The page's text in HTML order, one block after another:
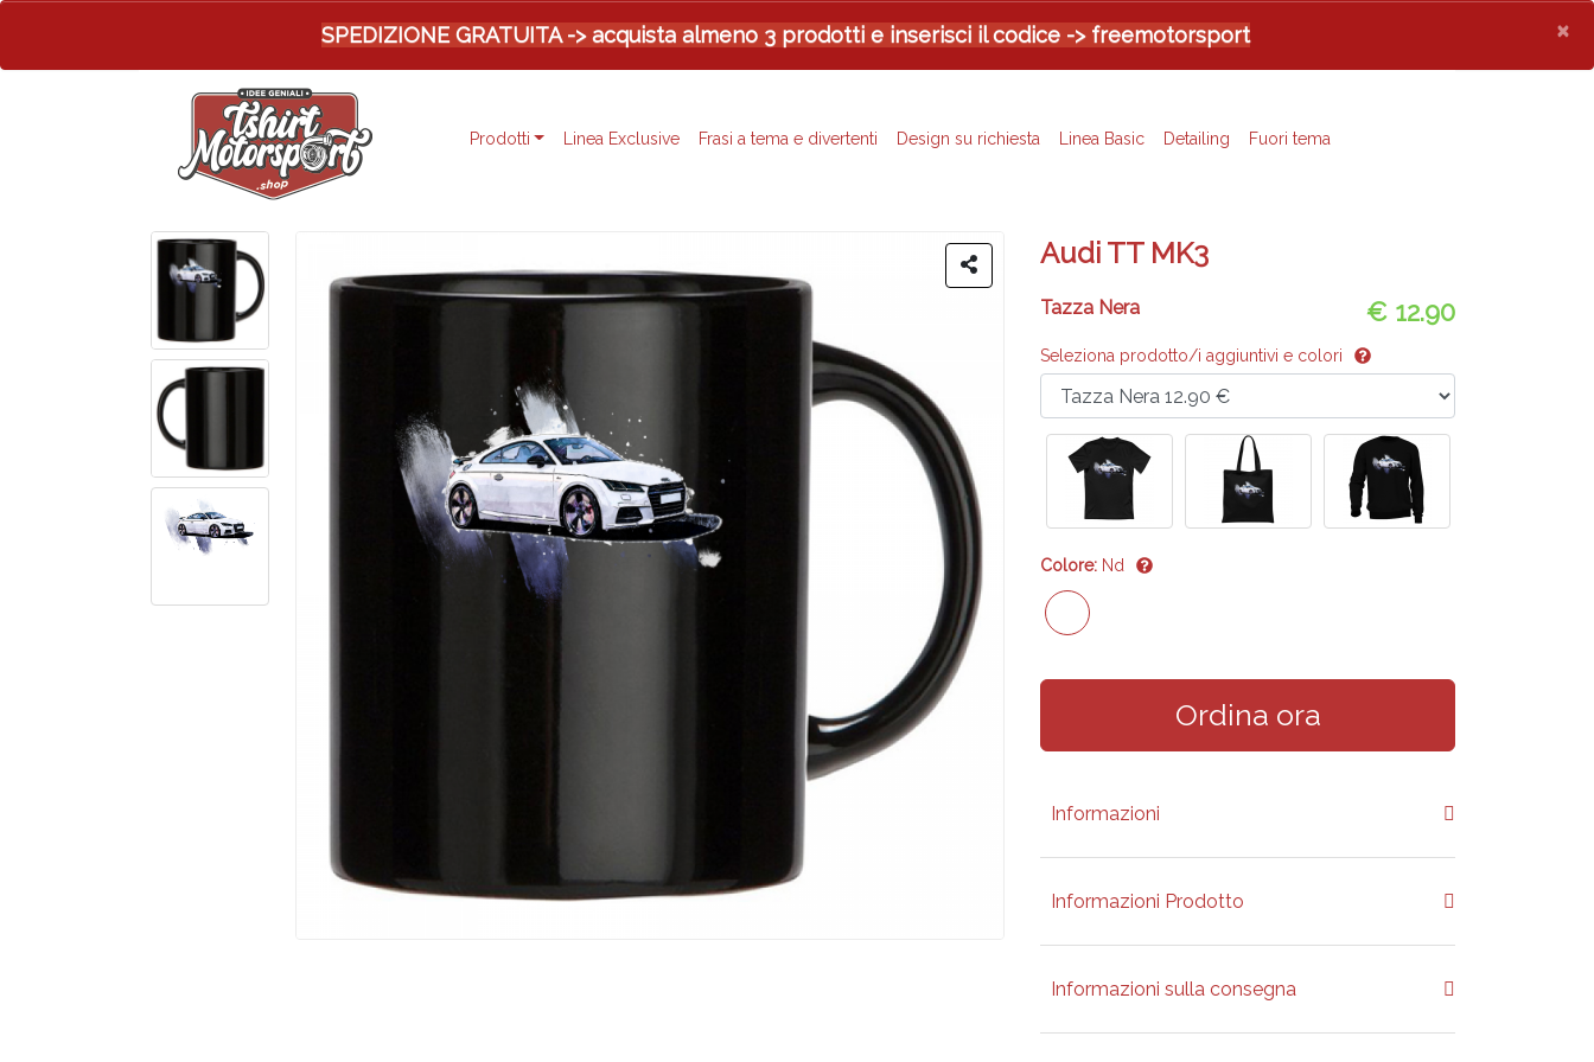
SPEDIZIONE GRATUITA -> acquista almeno 3 prodotti e inserisci il codice -> freemotorsport ×
Prodotti Linea Exclusive Frasi a tema e divertenti Design su richiesta Linea Basic Detailing Fuori tema
Audi TT MK3
Tazza Nera € 12.90
Seleziona prodotto/i aggiuntivi e colori
Colore: Nd
Ordina ora
Informazioni
Informazioni Prodotto
Informazioni sulla consegna